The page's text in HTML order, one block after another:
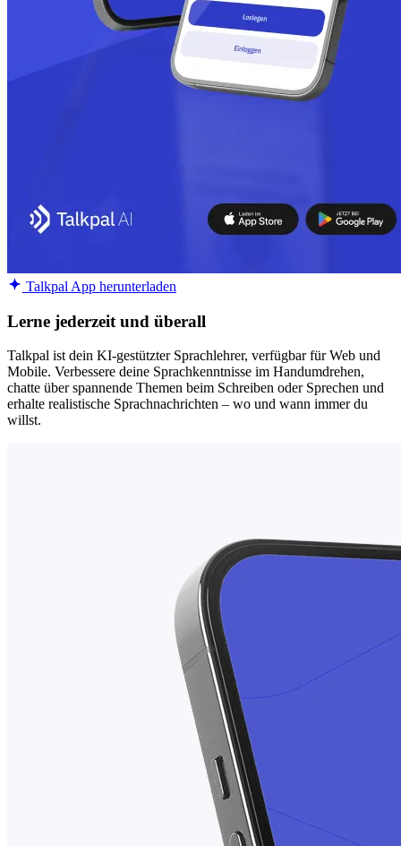
Talkpal App herunterladen
Lerne jederzeit und überall
Talkpal ist dein KI-gestützter Sprachlehrer, verfügbar für Web und
Mobile. Verbessere deine Sprachkenntnisse im Handumdrehen,
chatte über spannende Themen beim Schreiben oder Sprechen und
erhalte realistische Sprachnachrichten – wo und wann immer du
willst.